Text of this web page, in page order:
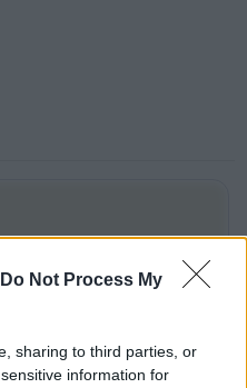
Do Not Process My
sharing to third parties, or
information for
Nivel 25841
es: